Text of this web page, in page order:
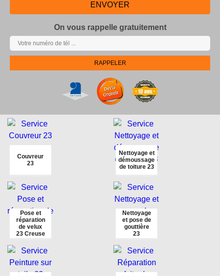
On vous rappelle gratuitement
Couvreur
23
Nettoyage et
démoussage
de toiture 23
Pose et
réparation
de velux
23 Creuse
Nettoyage
et pose de
gouttière
23